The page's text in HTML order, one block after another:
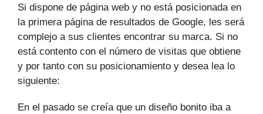
Si dispone de página web y no está posicionada en
la primera página de resultados de Google, les será
complejo a sus clientes encontrar su marca. Si no
está contento con el número de visitas que obtiene
y por tanto con su posicionamiento y desea lea lo
siguiente:
En el pasado se creía que un diseño bonito iba a